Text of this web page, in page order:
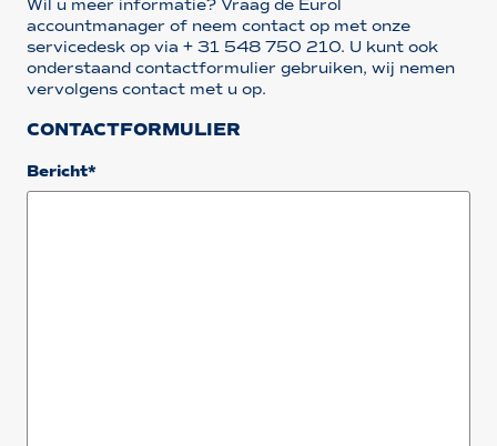
Wil u meer informatie? Vraag de Eurol
accountmanager of neem contact op met onze
servicedesk op via + 31 548 750 210. U kunt ook
onderstaand contactformulier gebruiken, wij nemen
vervolgens contact met u op.
CONTACTFORMULIER
Bericht*